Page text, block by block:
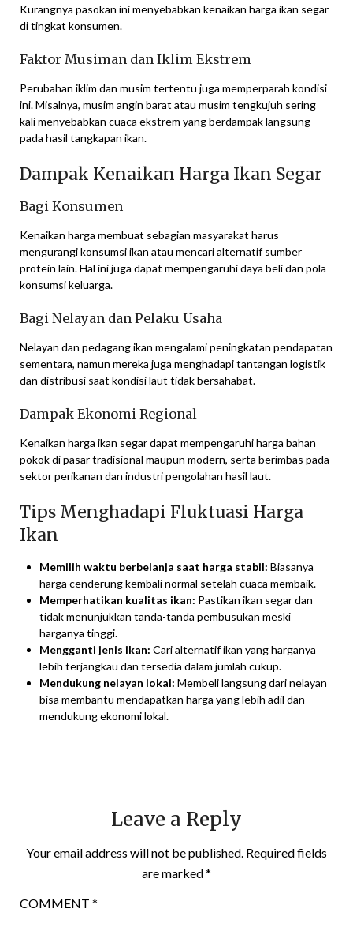
Kurangnya pasokan ini menyebabkan kenaikan harga ikan segar
di tingkat konsumen.
Faktor Musiman dan Iklim Ekstrem
Perubahan iklim dan musim tertentu juga memperparah kondisi
ini. Misalnya, musim angin barat atau musim tengkujuh sering
kali menyebabkan cuaca ekstrem yang berdampak langsung
pada hasil tangkapan ikan.
Dampak Kenaikan Harga Ikan Segar
Bagi Konsumen
Kenaikan harga membuat sebagian masyarakat harus
mengurangi konsumsi ikan atau mencari alternatif sumber
protein lain. Hal ini juga dapat mempengaruhi daya beli dan pola
konsumsi keluarga.
Bagi Nelayan dan Pelaku Usaha
Nelayan dan pedagang ikan mengalami peningkatan pendapatan
sementara, namun mereka juga menghadapi tantangan logistik
dan distribusi saat kondisi laut tidak bersahabat.
Dampak Ekonomi Regional
Kenaikan harga ikan segar dapat mempengaruhi harga bahan
pokok di pasar tradisional maupun modern, serta berimbas pada
sektor perikanan dan industri pengolahan hasil laut.
Tips Menghadapi Fluktuasi Harga
Ikan
Memilih waktu berbelanja saat harga stabil: Biasanya
harga cenderung kembali normal setelah cuaca membaik.
Memperhatikan kualitas ikan: Pastikan ikan segar dan
tidak menunjukkan tanda-tanda pembusukan meski
harganya tinggi.
Mengganti jenis ikan: Cari alternatif ikan yang harganya
lebih terjangkau dan tersedia dalam jumlah cukup.
Mendukung nelayan lokal: Membeli langsung dari nelayan
bisa membantu mendapatkan harga yang lebih adil dan
mendukung ekonomi lokal.
Leave a Reply
Your email address will not be published. Required fields
are marked*
COMMENT *